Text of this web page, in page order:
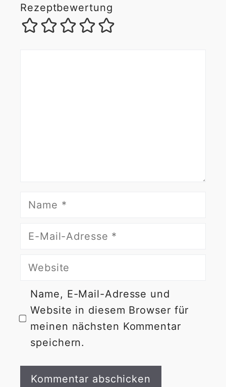
Rezeptbewertung
Name
E-
Adresse
Website
Name, E-Mail-Adresse und
Website in diesem Browser für
meinen nächsten Kommentar
speichern.